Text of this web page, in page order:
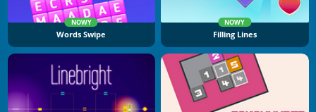
NOWY
Words Swipe
NOWY
Filling Lines